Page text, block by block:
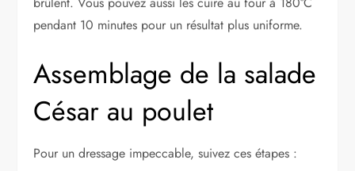
pendant 10 minutes pour un résultat plus uniforme.
Assemblage de la salade
César au poulet
Pour un dressage impeccable, suivez ces étapes :